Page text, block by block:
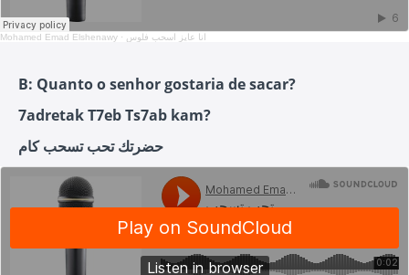
Mohamed Emad Elshenawy · انا عايز اسحب فلوس
B: Quanto o senhor gostaria de sacar?
7adretak T7eb Ts7ab kam?
حضرتك تحب تسحب كام